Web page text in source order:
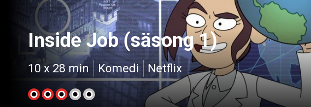
Inside Job (säsong 1)
10 x 28 min Komedi Netflix